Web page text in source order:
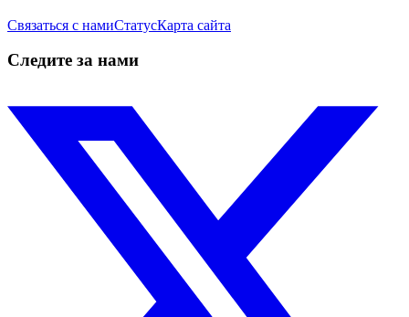
Связаться с намиСтатусКарта сайта
Следите за нами